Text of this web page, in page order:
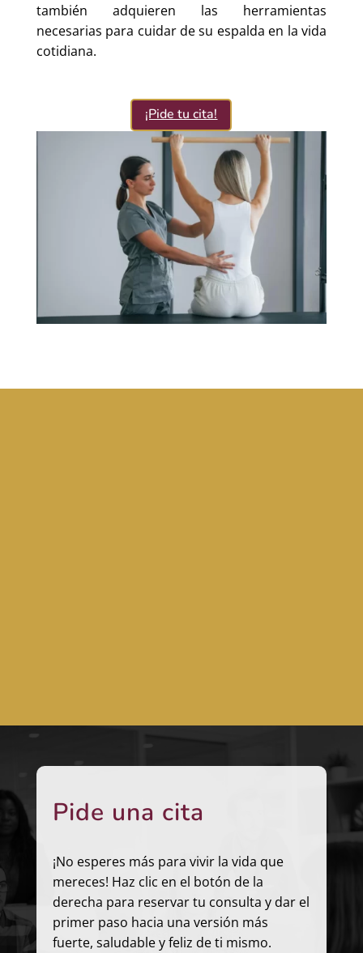
también adquieren las herramientas
necesarias para cuidar de su espalda en la vida
cotidiana.
¡Pide tu cita!
Pide una cita
¡No esperes más para vivir la vida que
mereces! Haz clic en el botón de la
derecha para reservar tu consulta y dar el
primer paso hacia una versión más
fuerte, saludable y feliz de ti mismo.